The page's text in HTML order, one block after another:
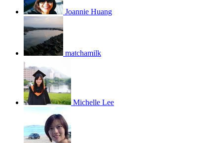
Joannie Huang
matchamilk
Michelle Lee